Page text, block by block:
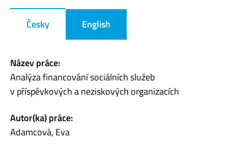
Česky English
Název práce:
Analýza financování sociálních služeb
v příspěvkových a neziskových organizacích
Autor(ka) práce:
Adamcová, Eva